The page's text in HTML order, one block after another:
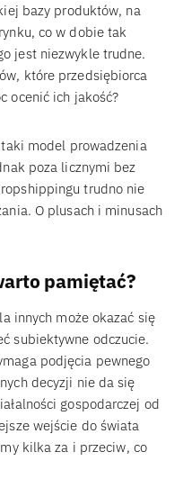
bazy produktów, na
co w dobie tak
jest niezwykle trudne.
które przedsiębiorca
ocenić ich jakość?
model prowadzenia
poza licznymi bez
trudno nie
O plusach i minusach
pamiętać?
innych może okazać się
subiektywne odczucie.
podjęcia pewnego
decyzji nie da się
gospodarczej od
wejście do świata
kilka za i przeciw, co